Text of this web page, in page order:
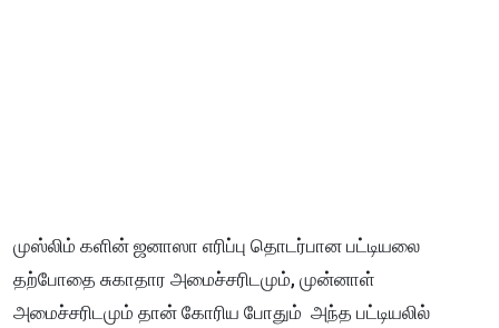
முஸ்லிம் களின் ஜனாஸா எரிப்பு தொடர்பான பட்டியலை
தற்போதை சுகாதார அமைச்சரிடமும், முன்னாள்
அமைச்சரிடமும் தான் கோரிய போதும் அந்த பட்டியலில்